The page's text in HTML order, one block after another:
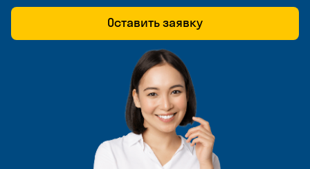
Оставить заявку